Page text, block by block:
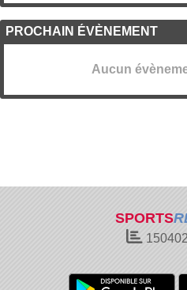
PROCHAIN ÉVÈNEMENT
Aucun
SPORTS
150402